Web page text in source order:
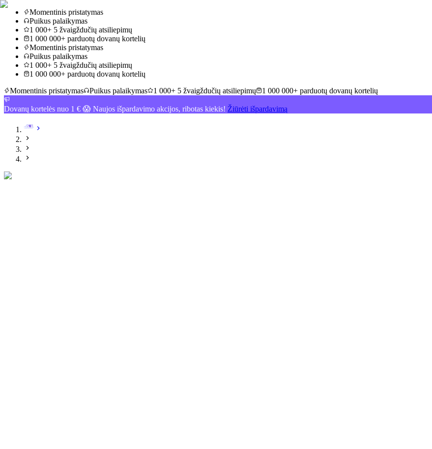
Momentinis pristatymas
Puikus palaikymas
1 000+ 5 žvaigždučių atsiliepimų
1 000 000+ parduotų dovanų kortelių
Momentinis pristatymas
Puikus palaikymas
1 000+ 5 žvaigždučių atsiliepimų
1 000 000+ parduotų dovanų kortelių
Momentinis pristatymas
Puikus palaikymas 1 000+ 5 žvaigždučių atsiliepimų 1 000 000+ parduotų dovanų kortelių
Dovanų kortelės nuo 1 € 😱 Naujos išpardavimo akcijos, ribotas kiekis! Žiūrėti išpardavimą